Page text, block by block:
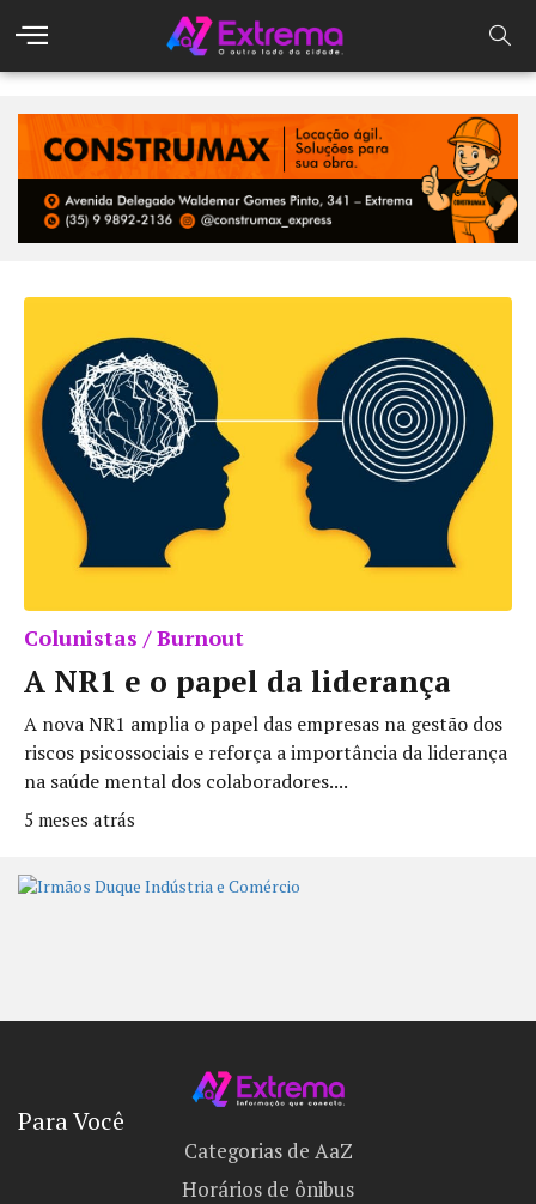
Colunistas / Burnout
A NR1 e o papel da liderança
A nova NR1 amplia o papel das empresas na gestão dos
riscos psicossociais e reforça a importância da liderança
na saúde mental dos colaboradores....
5 meses atrás
Para Você
Categorias de AaZ
Horários de ônibus